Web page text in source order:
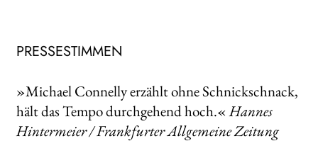
PRESSESTIMMEN
»Michael Connelly erzählt ohne Schnickschnack,
hält das Tempo durchgehend hoch.«Hannes
Hintermeier / Frankfurter Allgemeine Zeitung